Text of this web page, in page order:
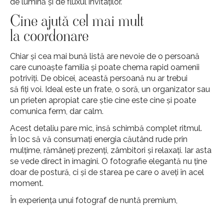
de lumină și de fluxul invitaților.
Cine ajută cel mai mult
la coordonare
Chiar și cea mai bună listă are nevoie de o persoană
care cunoaște familia și poate chema rapid oamenii
potriviți. De obicei, această persoană nu ar trebui
să fiți voi. Ideal este un frate, o soră, un organizator sau
un prieten apropiat care știe cine este cine și poate
comunica ferm, dar calm.
Acest detaliu pare mic, însă schimbă complet ritmul.
În loc să vă consumați energia căutând rude prin
mulțime, rămâneți prezenți, zâmbitori și relaxați. Iar asta
se vede direct în imagini. O fotografie elegantă nu ține
doar de postură, ci și de starea pe care o aveți în acel
moment.
În experiența unui fotograf de nuntă premium,